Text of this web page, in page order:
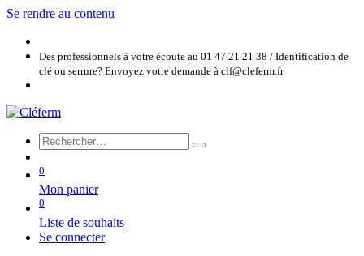
Se rendre au contenu
Des professionnels à votre écoute au 01 47 21 21 38 / Identification de
clé ou serrure? Envoyez votre demande à clf@cleferm.fr
0
Mon panier
0
Liste de souhaits
Se connecter